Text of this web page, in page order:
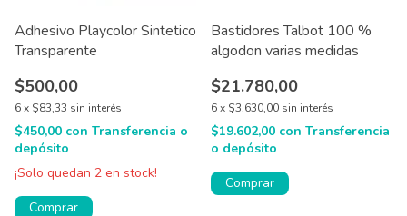
Adhesivo Playcolor Sintetico
Transparente
$500,00
6x $83,33 sin interés
$450,00 con Transferencia o
depósito
¡Solo quedan 2 en stock!
Comprar
Bastidores Talbot 100 %
algodon varias medidas
$21.780,00
6x $3.630,00 sin interés
$19.602,00 con Transferencia
o depósito
Comprar